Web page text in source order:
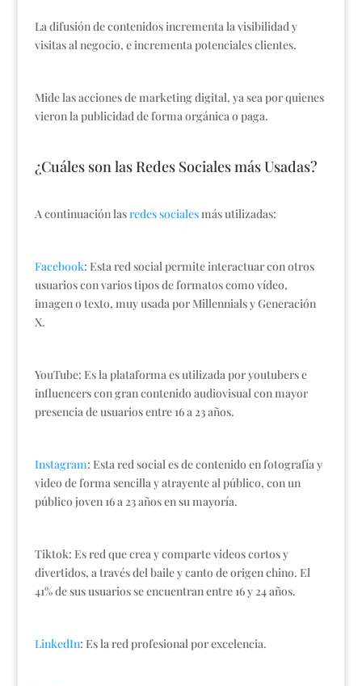
La difusión de contenidos incrementa la visibilidad y
visitas al negocio, e incrementa potenciales clientes.
Mide las acciones de marketing digital, ya sea por quienes
vieron la publicidad de forma orgánica o paga.
¿Cuáles son las Redes Sociales más Usadas?
A continuación lasredes socialesmás utilizadas:
Facebook: Esta red social permite interactuar con otros
usuarios con varios tipos de formatos como vídeo,
imagen o texto, muy usada por Millennials y Generación
X.
YouTube: Es la plataforma es utilizada por youtubers e
influencers con gran contenido audiovisual con mayor
presencia de usuarios entre 16 a 23 años.
Instagram: Esta red social es de contenido en fotografía y
video de forma sencilla y atrayente al público, con un
público joven 16 a 23 años en su mayoría.
Tiktok: Es red que crea y comparte videos cortos y
divertidos, a través del baile y canto de origen chino. El
41% de sus usuarios se encuentran entre 16 y 24 años.
LinkedIn: Es la red profesional por excelencia.